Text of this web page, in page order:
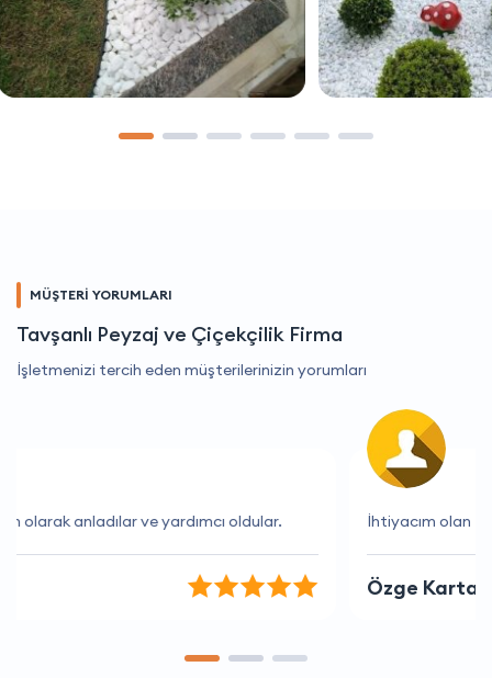
MÜŞTERİ YORUMLARI
Tavşanlı Peyzaj ve Çiçekçilik Firma
İşletmenizi tercih eden müşterilerinizin yorumları
İhtiyacım olan tüm bilgileri hızlı bir şekilde sağladılar.